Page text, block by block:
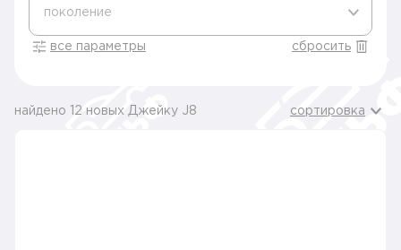
поколение
все параметры сбросить
найдено 12 новых Джейку J8 сортировка